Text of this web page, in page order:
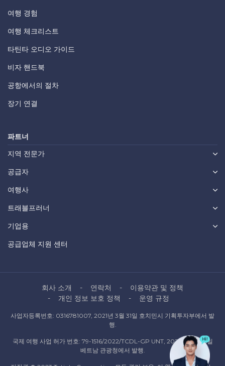
여행 경험
여행 체크리스트
타틴타 오디오 가이드
비자 핸드북
공항에서의 절차
장기 연결
파트너
지역 전문가
공급자
여행사
트래블프러너
기업용
공급업체 지원 센터
회사 소개 연락처
이용약관 및 정책
개인 정보 보호 정책
운영 규정
사업자등록번호: 0316781007, 2021년 3월 31일 호치민시 기획투자부에서 발
행.
국제 여행 사업 허가 번호: 79-1516/2022/TCDL-GP UNT, 2022년 10월 6일
베트남 관광청에서 발행.